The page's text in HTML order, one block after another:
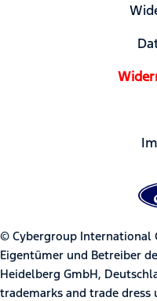
© Cybergroup International
Eigentümer und Betreiber
Heidelberg GmbH,
trademarks and trade dress